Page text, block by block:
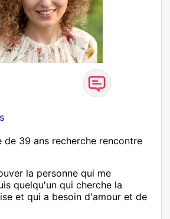
de 39 ans recherche rencontre
la personne qui me
quelqu'un qui cherche la
et qui a besoin d'amour et de